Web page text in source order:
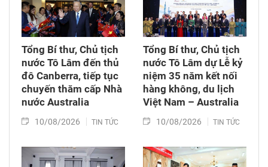
Tổng Bí thư, Chủ tịch
nước Tô Lâm đến thủ
đô Canberra, tiếp tục
chuyến thăm cấp Nhà
nước Australia
10/08/2026 TIN TỨC
Tổng Bí thư, Chủ tịch
nước Tô Lâm dự Lễ kỷ
niệm 35 năm kết nối
hàng không, du lịch
Việt Nam – Australia
10/08/2026 TIN TỨC